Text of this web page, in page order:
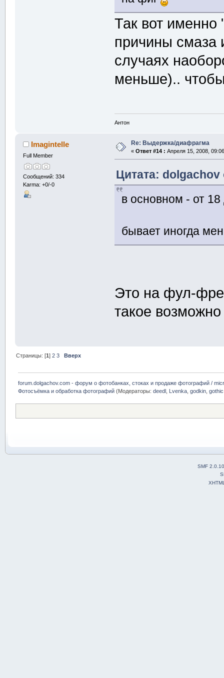
Так вот именно
причины смаза
случаях
меньше)..
Антон
Imagintelle
Full Member
Сообщений: 334
Karma: +0/-0
Re: Выдержка/диафрагма
« Ответ #14 : Апреля 15, 2008,
Цитата: dolgachov
в основном - от 18
бывает иногда
Это на фул-
такое
Страницы: [1]2 3 Вверх
forum.dolgachov.com - форум о фотобанках, стоках и продаже фотографий /
Фотосъёмка и обработка фотографий (Модераторы:deedl Lvenka ,godkin ,gothic
SMF